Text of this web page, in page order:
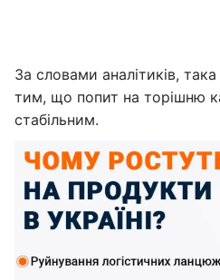
За словами аналітиків,
тим, що попит на торішню
стабільним.